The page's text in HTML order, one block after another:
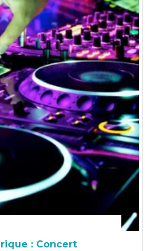
: Concert